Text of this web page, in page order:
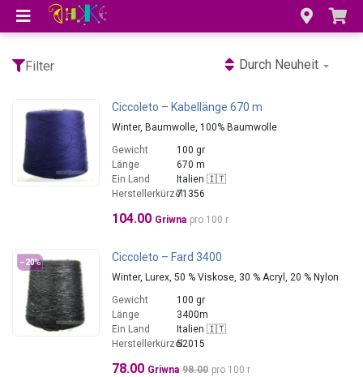
Filter Durch Neuheit
Ciccoleto – Kabellänge 670 m
Winter, Baumwolle, 100% Baumwolle
Gewicht
100 gr
Länge
670 m
Ein Land
Italien 🇮🇹
Herstellerkürzel71356
104.00 Griwna pro 100 r
–20% Ciccoleto – Fard 3400
Winter, Lurex, 50 % Viskose, 30 % Acryl, 20 % Nylon
Gewicht
100 gr
Länge
3400m
Ein Land
Italien 🇮🇹
Herstellerkürzel52015
78.00 Griwna 98.00 pro 100 r